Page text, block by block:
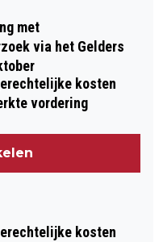
met
via het Gelders
kosten
vordering
kosten